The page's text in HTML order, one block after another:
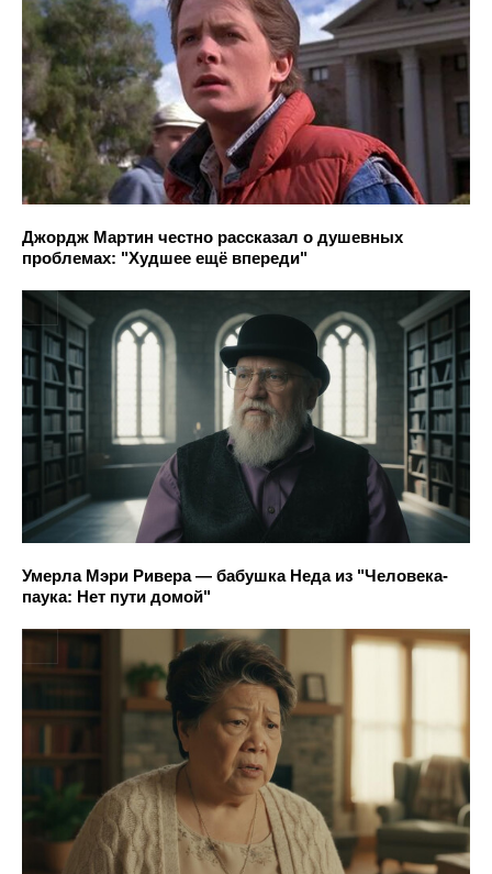
Джордж Мартин честно рассказал о душевных
проблемах: "Худшее ещё впереди"
Умерла Мэри Ривера — бабушка Неда из "Человека-
паука: Нет пути домой"